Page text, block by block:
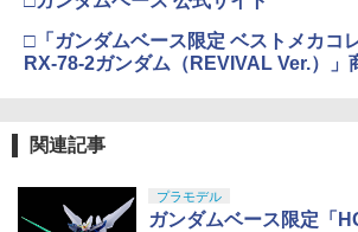
□「ガンダムベース限定 ベストメカコ
RX-78-2ガンダム（REVIVAL Ver.）」
関連記事
プラモデル
ガンダムベース限定「